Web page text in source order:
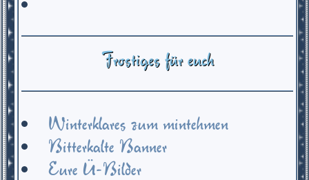
Frostiges für euch
Winterklares zum mintehmen
Bitterkalte Banner
Eure Ü-Bilder